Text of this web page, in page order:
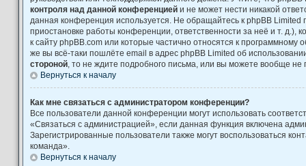
контроля над данной конференцией и не может нести никакой
данная конференция используется. Не обращайтесь к phpBB Limited
приостановке работы конференции, ответственности за неё и т. д.),
к сайту phpBB.com или которые частично относятся к программному
же вы всё-таки пошлёте email в адрес phpBB Limited об
стороной , то не ждите подробного письма, или вы можете вообще не
Вернуться к началу
Как мне связаться с администратором конференции?
Все пользователи данной конференции могут использовать
«Связаться с администрацией», если данная функция включена
Зарегистрированные пользователи также могут воспользоваться
команда».
Вернуться к началу